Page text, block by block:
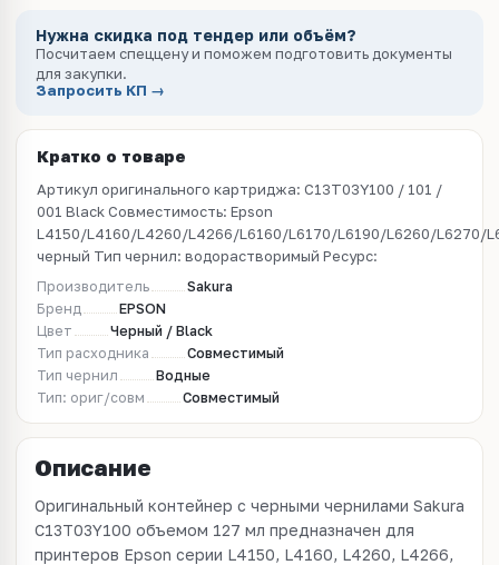
Нужна скидка под тендер или объём?
Посчитаем спеццену и поможем подготовить документы
для закупки.
Запросить КП →
Кратко о товаре
Артикул оригинального картриджа: C13T03Y100 / 101 /
001 Black Совместимость: Epson
L4150/L4160/L4260/L4266/L6160/L6170/L6190/L6260/L6270/
черный Тип чернил: водорастворимый Ресурс:
Производитель
Sakura
Бренд
EPSON
Цвет
Черный / Black
Тип расходника
Совместимый
Тип чернил
Водные
Тип: ориг/совм
Совместимый
Описание
Оригинальный контейнер с черными чернилами Sakura
C13T03Y100 объемом 127 мл предназначен для
принтеров Epson серии L4150, L4160, L4260, L4266,